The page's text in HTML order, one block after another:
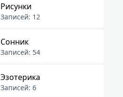
Рисунки
Записей: 12
Сонник
Записей: 54
Эзотерика
Записей: 6